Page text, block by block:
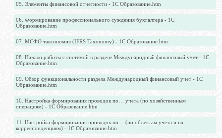
05. Элементы финансовой отчетности - 1С Образование.htm
06. Формирование профессионального суждения бухгалтера - 1С
Образование.htm
07. МСФО таксономия (IFRS Taxonomy) - 1С Образование.htm
08. Начало работы с системой в разделе Международный финансовый учет - 1С
Образование.htm
09. Обзор функциональности раздела Международный финансовый учет - 1С
Образование.htm
10. Настройка формирования проводок по… учета (по хозяйственным
операциям) - 1С Образование.htm
11. Настройка формирования проводок по… (по объектам учета и их
корреспонденциям) - 1С Образование.htm